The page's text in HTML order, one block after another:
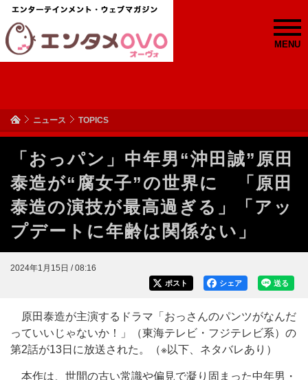
MENU
ニュース TOPICS
「おっパン」中年男“沖田誠”原田
泰造が“腐女子”の世界に 「原田
泰造の演技が最高過ぎる」「アッ
プデートに年齢は関係ない」
2024年1月15日 / 08:16
送る
シェア
ポスト
原田泰造が主演するドラマ「おっさんのパンツがなんだ
っていいじゃないか！」（東海テレビ・フジテレビ系）の
第2話が13日に放送された。（※以下、ネタバレあり）
本作は、世間の古い常識や偏見で凝り固まった中年男・